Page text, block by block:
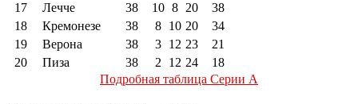
17
Лечче 38 10 8 20
38
18
Кремонезе 38 8 10 20
34
19
Верона 38 3 12 23
21
20
Пиза 38 2 12 24
18
Подробная таблица Серии А